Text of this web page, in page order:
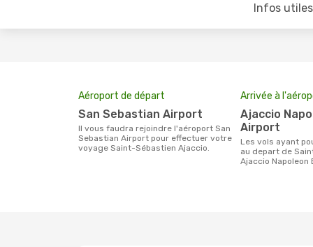
Infos utiles
Aéroport de départ
San Sebastian Airport
Il vous faudra rejoindre l'aéroport San
Sebastian Airport pour effectuer votre
voyage Saint-Sébastien Ajaccio.
Arrivée à
Ajaccio Napoleon Bonaparte
Airport
Les vols ayant pour destination Ajaccio
au depart de
Ajaccio